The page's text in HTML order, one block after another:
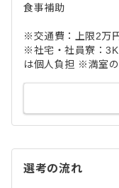
食事補助
※交通費：上限2万
※社宅・社員寮：
は個人負担 ※満室の
選考の流れ